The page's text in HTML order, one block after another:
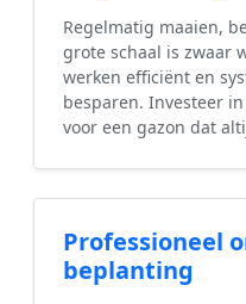
Regelmatig maaien,
grote schaal is zwaar
werken efficiënt en
besparen. Investeer
voor een gazon dat
Professioneel
beplanting